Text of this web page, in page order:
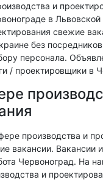
и
в
свежие
без
персонала.
/ проектировщики в
производства и
вакансии. Вакансии
Червоноград. На
и